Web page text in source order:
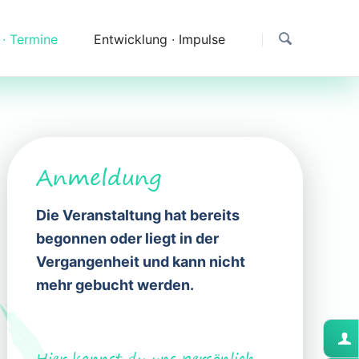
Termine Entwicklung ∙ Impulse
Impressionen
Anmeldung
Die Veranstaltung hat bereits
begonnen oder liegt in der
Vergangenheit und kann nicht
mehr gebucht werden.